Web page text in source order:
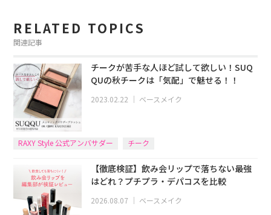
RELATED TOPICS
関連記事
チークが苦手な人ほど試して欲しい！SUQ
QUの秋チークは「気配」で魅せる！！
2023.02.22 ｜ ベースメイク
RAXY Style 公式アンバサダー チーク
【徹底検証】飲み会リップで落ちない最強
はどれ？プチプラ・デパコスを比較
2026.08.07 ｜ ベースメイク